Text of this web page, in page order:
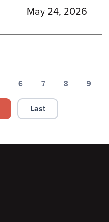
May 24, 2026
Page
6
Page
7
Page
8
Page
9
page Last page
Last